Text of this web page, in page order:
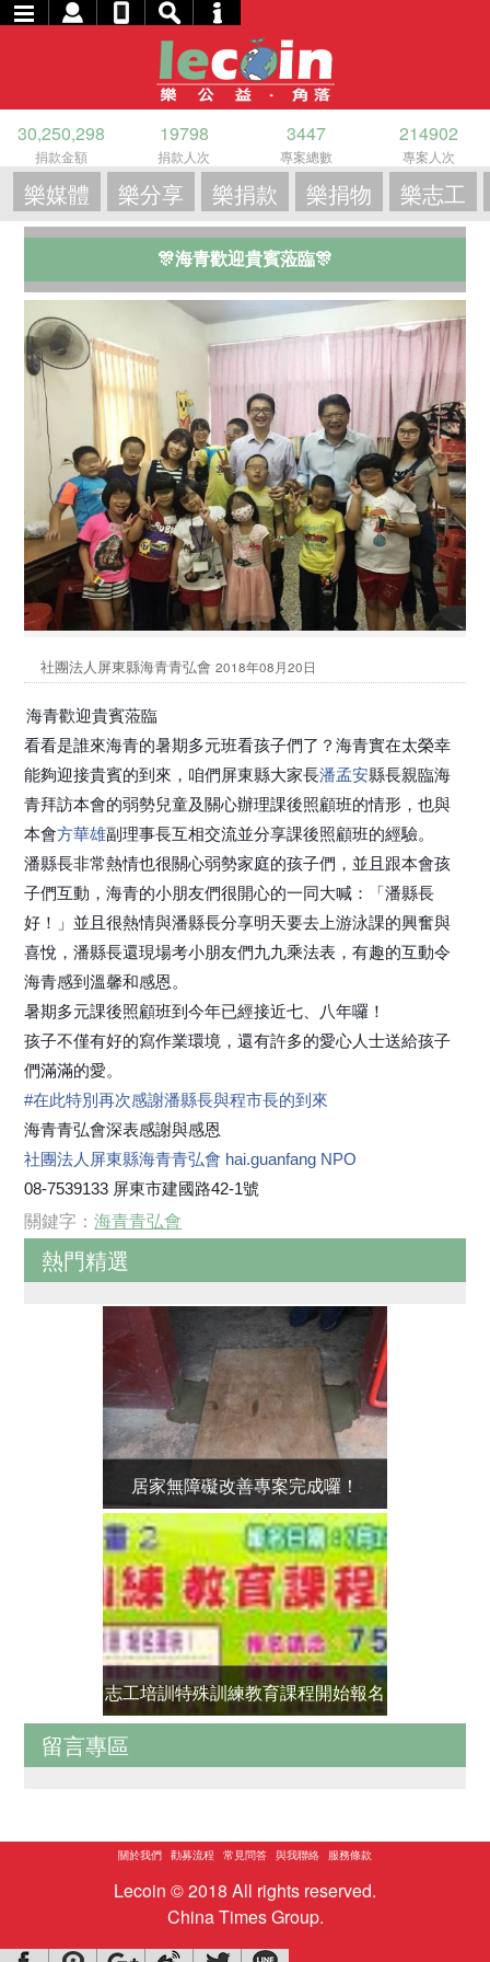
30,250,298
捐款金額
19798
捐款人次
3447
專案總數
214902
專案人次
樂媒體 樂分享 樂捐款 樂捐物 樂志工
🎊海青歡迎貴賓蒞臨🎊
社團法人屏東縣海青青弘會2018年08月20日
海青歡迎貴賓蒞臨
看看是誰來海青的暑期多元班看孩子們了？海青實在太榮幸
能夠迎接貴賓的到來，咱們屏東縣大家長潘孟安縣長親臨海
青拜訪本會的弱勢兒童及關心辦理課後照顧班的情形，也與
本會方華雄副理事長互相交流並分享課後照顧班的經驗。
潘縣長非常熱情也很關心弱勢家庭的孩子們，並且跟本會孩
子們互動，海青的小朋友們很開心的一同大喊：「潘縣長
好！」並且很熱情與潘縣長分享明天要去上游泳課的興奮與
喜悅，潘縣長還現場考小朋友們九九乘法表，有趣的互動令
海青感到溫馨和感恩。
暑期多元課後照顧班到今年已經接近七、八年囉！
孩子不僅有好的寫作業環境，還有許多的愛心人士送給孩子
們滿滿的愛。
#在此特別再次感謝潘縣長與程市長的到來
海青青弘會深表感謝與感恩
社團法人屏東縣海青青弘會 hai.guanfang NPO
08-7539133 屏東市建國路42-1號
關鍵字：海青青弘會
熱門精選
居家無障礙改善專案完成囉！
志工培訓特殊訓練教育課程開始報名
留言專區
關於我們 勸募流程 常見問答 與我聯絡 服務條款
Lecoin © 2018 All rights reserved.
China Times Group.